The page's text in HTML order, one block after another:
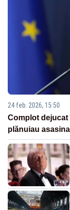
24 feb. 2026, 15:50
Complot
plănuiau